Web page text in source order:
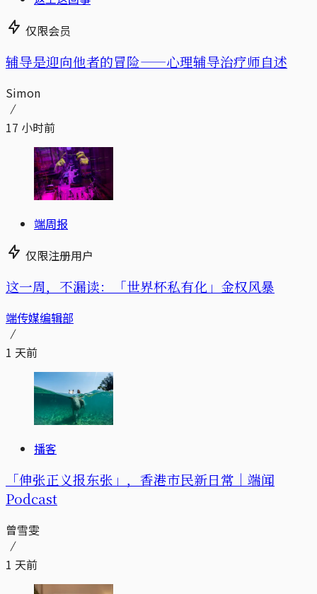
仅限会员
辅导是迎向他者的冒险——心理辅导治疗师自述
Simon
17 小时前
端周报
仅限注册用户
这一周，不漏读：「世界杯私有化」金权风暴
端传媒编辑部
1 天前
播客
「伸张正义报东张」，香港市民新日常｜端闻
Podcast
曾雪雯
1 天前